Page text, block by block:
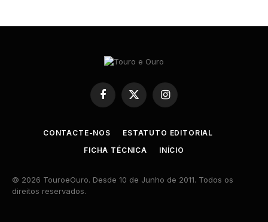
Facebook
X
(Twitter)
Instagram
CONTACTE-NOS
ESTATUTO EDITORIAL
FICHA TÉCNICA
INÍCIO
© 2026 TouroeOuro. Desde 10 de Junho de 2011. Todos os
direitos reservados.